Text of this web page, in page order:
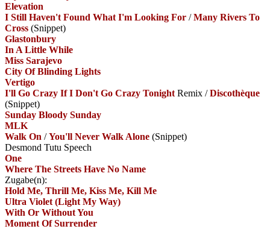
Elevation
I Still Haven't Found What I'm Looking For /Many Rivers To
Cross (Snippet)
Glastonbury
In A Little While
Miss Sarajevo
City Of Blinding Lights
Vertigo
I'll Go Crazy If I Don't Go Crazy Tonight Remix /Discothèque
(Snippet)
Sunday Bloody Sunday
MLK
Walk On /You'll Never Walk Alone (Snippet)
Desmond Tutu Speech
One
Where The Streets Have No Name
Zugabe(n):
Hold Me, Thrill Me, Kiss Me, Kill Me
Ultra Violet (Light My Way)
With Or Without You
Moment Of Surrender